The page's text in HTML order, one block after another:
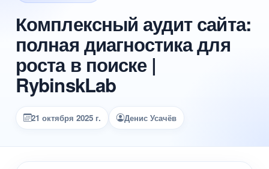
Комплексный аудит сайта:
полная диагностика для
роста в поиске |
RybinskLab
21 октября 2025 г. Денис Усачёв